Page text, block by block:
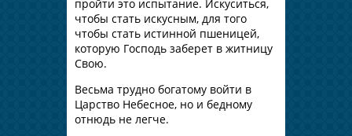
пройти это испытание. Искуситься,
чтобы стать искусным, для того
чтобы стать истинной пшеницей,
которую Господь заберет в житницу
Свою.
Весьма трудно богатому войти в
Царство Небесное, но и бедному
отнюдь не легче.